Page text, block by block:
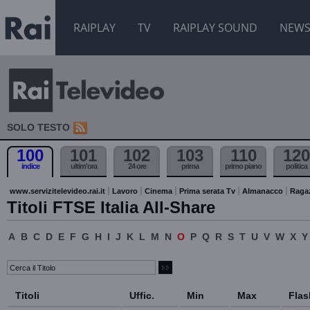
RAIPLAY TV RAIPLAY SOUND NEWS
SOLO TESTO
100
indice
101
ultim'ora
102
24 ore
103
prima
110
primo piano
120
politica
www.servizitelevideo.rai.it Lavoro Cinema Prima serata Tv Almanacco
Titoli FTSE Italia All-Share
A B C D E F G H I J K L M N O P Q R S T U V W X Y
Titoli Uffic. Min Max